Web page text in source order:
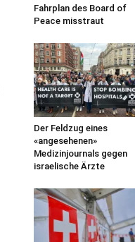
Fahrplan des Board of
Peace misstraut
Der Feldzug eines
«angesehenen»
Medizinjournals gegen
israelische Ärzte